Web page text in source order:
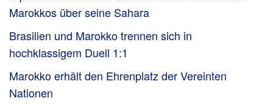
Marokkos über seine Sahara
Brasilien und Marokko trennen sich in
hochklassigem Duell 1:1
Marokko erhält den Ehrenplatz der Vereinten
Nationen